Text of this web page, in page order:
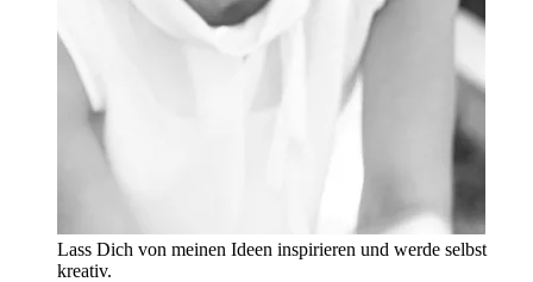
Lass Dich von meinen Ideen inspirieren und werde selbst
kreativ.